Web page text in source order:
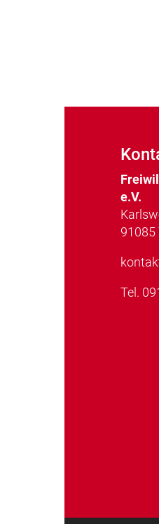
e.V.
91085
Tel.